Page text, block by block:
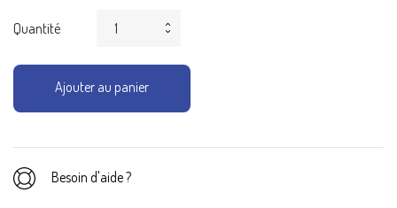
Quantité
Ajouter au panier
Besoin d'aide ?